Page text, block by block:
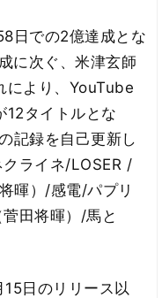
日での2億達成とな
に次ぐ、米津玄師
により、YouTube
12タイトルとな
記録を自己更新し
ライネ/LOSER /
暉）/感電/パプリ
田将暉）/馬と
日のリリース以